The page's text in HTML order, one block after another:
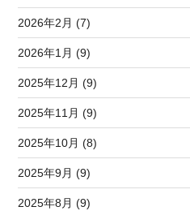
2026年2月 (7)
2026年1月 (9)
2025年12月 (9)
2025年11月 (9)
2025年10月 (8)
2025年9月 (9)
2025年8月 (9)